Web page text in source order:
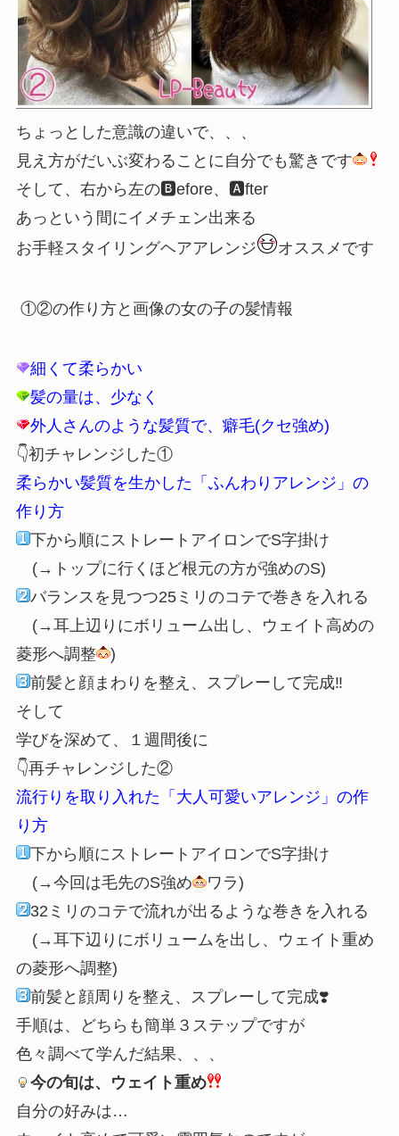
ちょっとした意識の違いで、、、
見え方がだいぶ変わることに自分でも驚きです
そして、右から左の🅱️efore、🅰️fter
あっという間にイメチェン出来る
お手軽スタイリングヘアアレンジ
オススメです
①②の作り方と画像の女の子の髪情報
細くて柔らかい
髪の量は、少なく
外人さんのような髪質で、癖毛(クセ強め)
👇初チャレンジした①
柔らかい髪質を生かした「ふんわりアレンジ」の
作り方
下から順にストレートアイロンでS字掛け
(→トップに行くほど根元の方が強めのS)
バランスを見つつ25ミリのコテで巻きを入れる
(→耳上辺りにボリューム出し、ウェイト高めの
菱形へ調整
)
前髪と顔まわりを整え、スプレーして完成‼️
そして
学びを深めて、１週間後に
👇再チャレンジした②
流行りを取り入れた「大人可愛いアレンジ」の作
り方
下から順にストレートアイロンでS字掛け
(→今回は毛先のS強め
ワラ)
32ミリのコテで流れが出るような巻きを入れる
(→耳下辺りにボリュームを出し、ウェイト重め
の菱形へ調整)
前髪と顔周りを整え、スプレーして完成❣️
手順は、どちらも簡単３ステップですが
色々調べて学んだ結果、、、
今の旬は、ウェイト重め
自分の好みは…